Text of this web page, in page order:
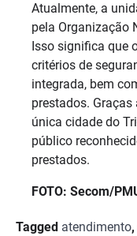
Atualmente, a
pela Organização
Isso significa que
critérios de
integrada, bem
prestados.
única cidade do
público
prestados.
FOTO: Secom/
Tagged atendimento,